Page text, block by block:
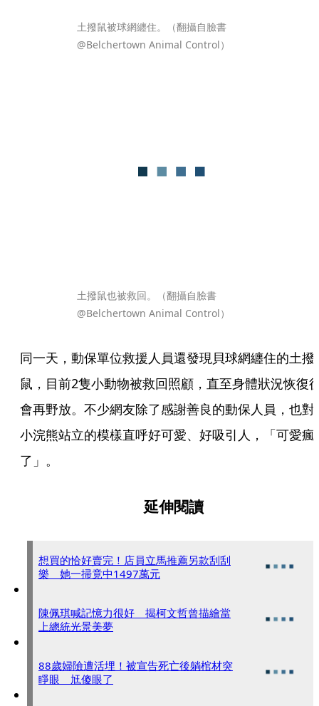
土撥鼠被球網纏住。（翻攝自臉書
@Belchertown Animal Control）
土撥鼠也被救回。（翻攝自臉書
@Belchertown Animal Control）
同一天，動保單位救援人員還發現貝球網纏住的土撥
鼠，目前2隻小動物被救回照顧，直至身體狀況恢復
會再野放。不少網友除了感謝善良的動保人員，也對
小浣熊站立的模樣直呼好可愛、好吸引人，「可愛瘋
了」。
延伸閱讀
想買的恰好賣完！店員立馬推薦另款刮刮
樂 她一掃竟中1497萬元
陳佩琪喊記憶力很好 揭柯文哲曾描繪當
上總統光景美夢
88歲婦險遭活埋！被宣告死亡後躺棺材突
睜眼 尪傻眼了